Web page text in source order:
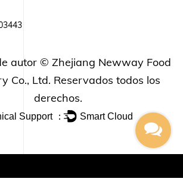
autor © Zhejiang Newway Food
Co., Ltd. Reservados todos los
derechos.
Support ： Smart Cloud